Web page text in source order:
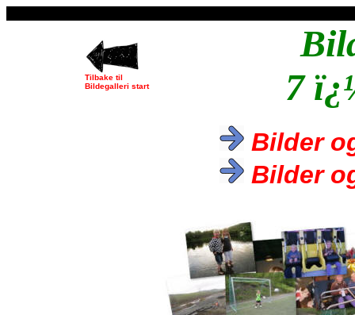
Tilbake til
Bildegalleri start
7
Bilder
Bilder